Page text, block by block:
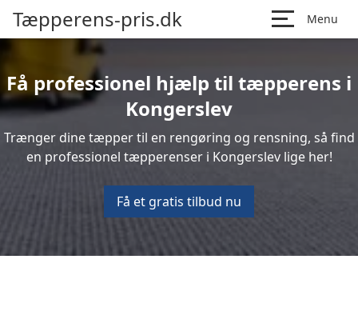
Tæpperens-pris.dk Menu
Få professionel hjælp til tæpperens i
Kongerslev
Trænger dine tæpper til en rengøring og rensning, så find
en professionel tæpperenser i Kongerslev lige her!
Få et gratis tilbud nu